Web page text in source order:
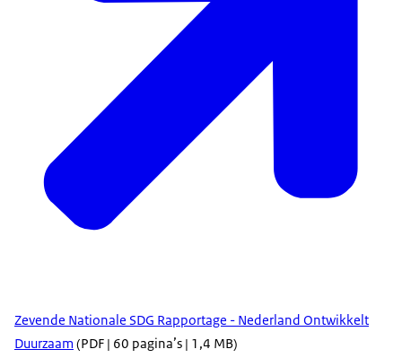
Zevende Nationale SDG Rapportage - Nederland Ontwikkelt
Duurzaam (PDF | 60 pagina’s | 1,4 MB)